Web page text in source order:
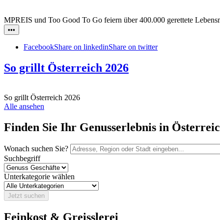
MPREIS und Too Good To Go feiern über 400.000 gerettete
•••
FacebookShare on linkedinShare on twitter
So grillt Österreich 2026
So grillt Österreich 2026
Alle ansehen
Finden Sie Ihr Genusserlebnis in
Wonach suchen Sie?
Suchbegriff
Unterkategorie wählen
Jetzt suchen
Feinkost & Greisslerei